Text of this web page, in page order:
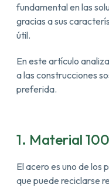
fundamental en las
gracias a sus
útil.
En este artículo
a las construcciones
preferida.
1. Material
El acero es uno de los
que puede reciclarse